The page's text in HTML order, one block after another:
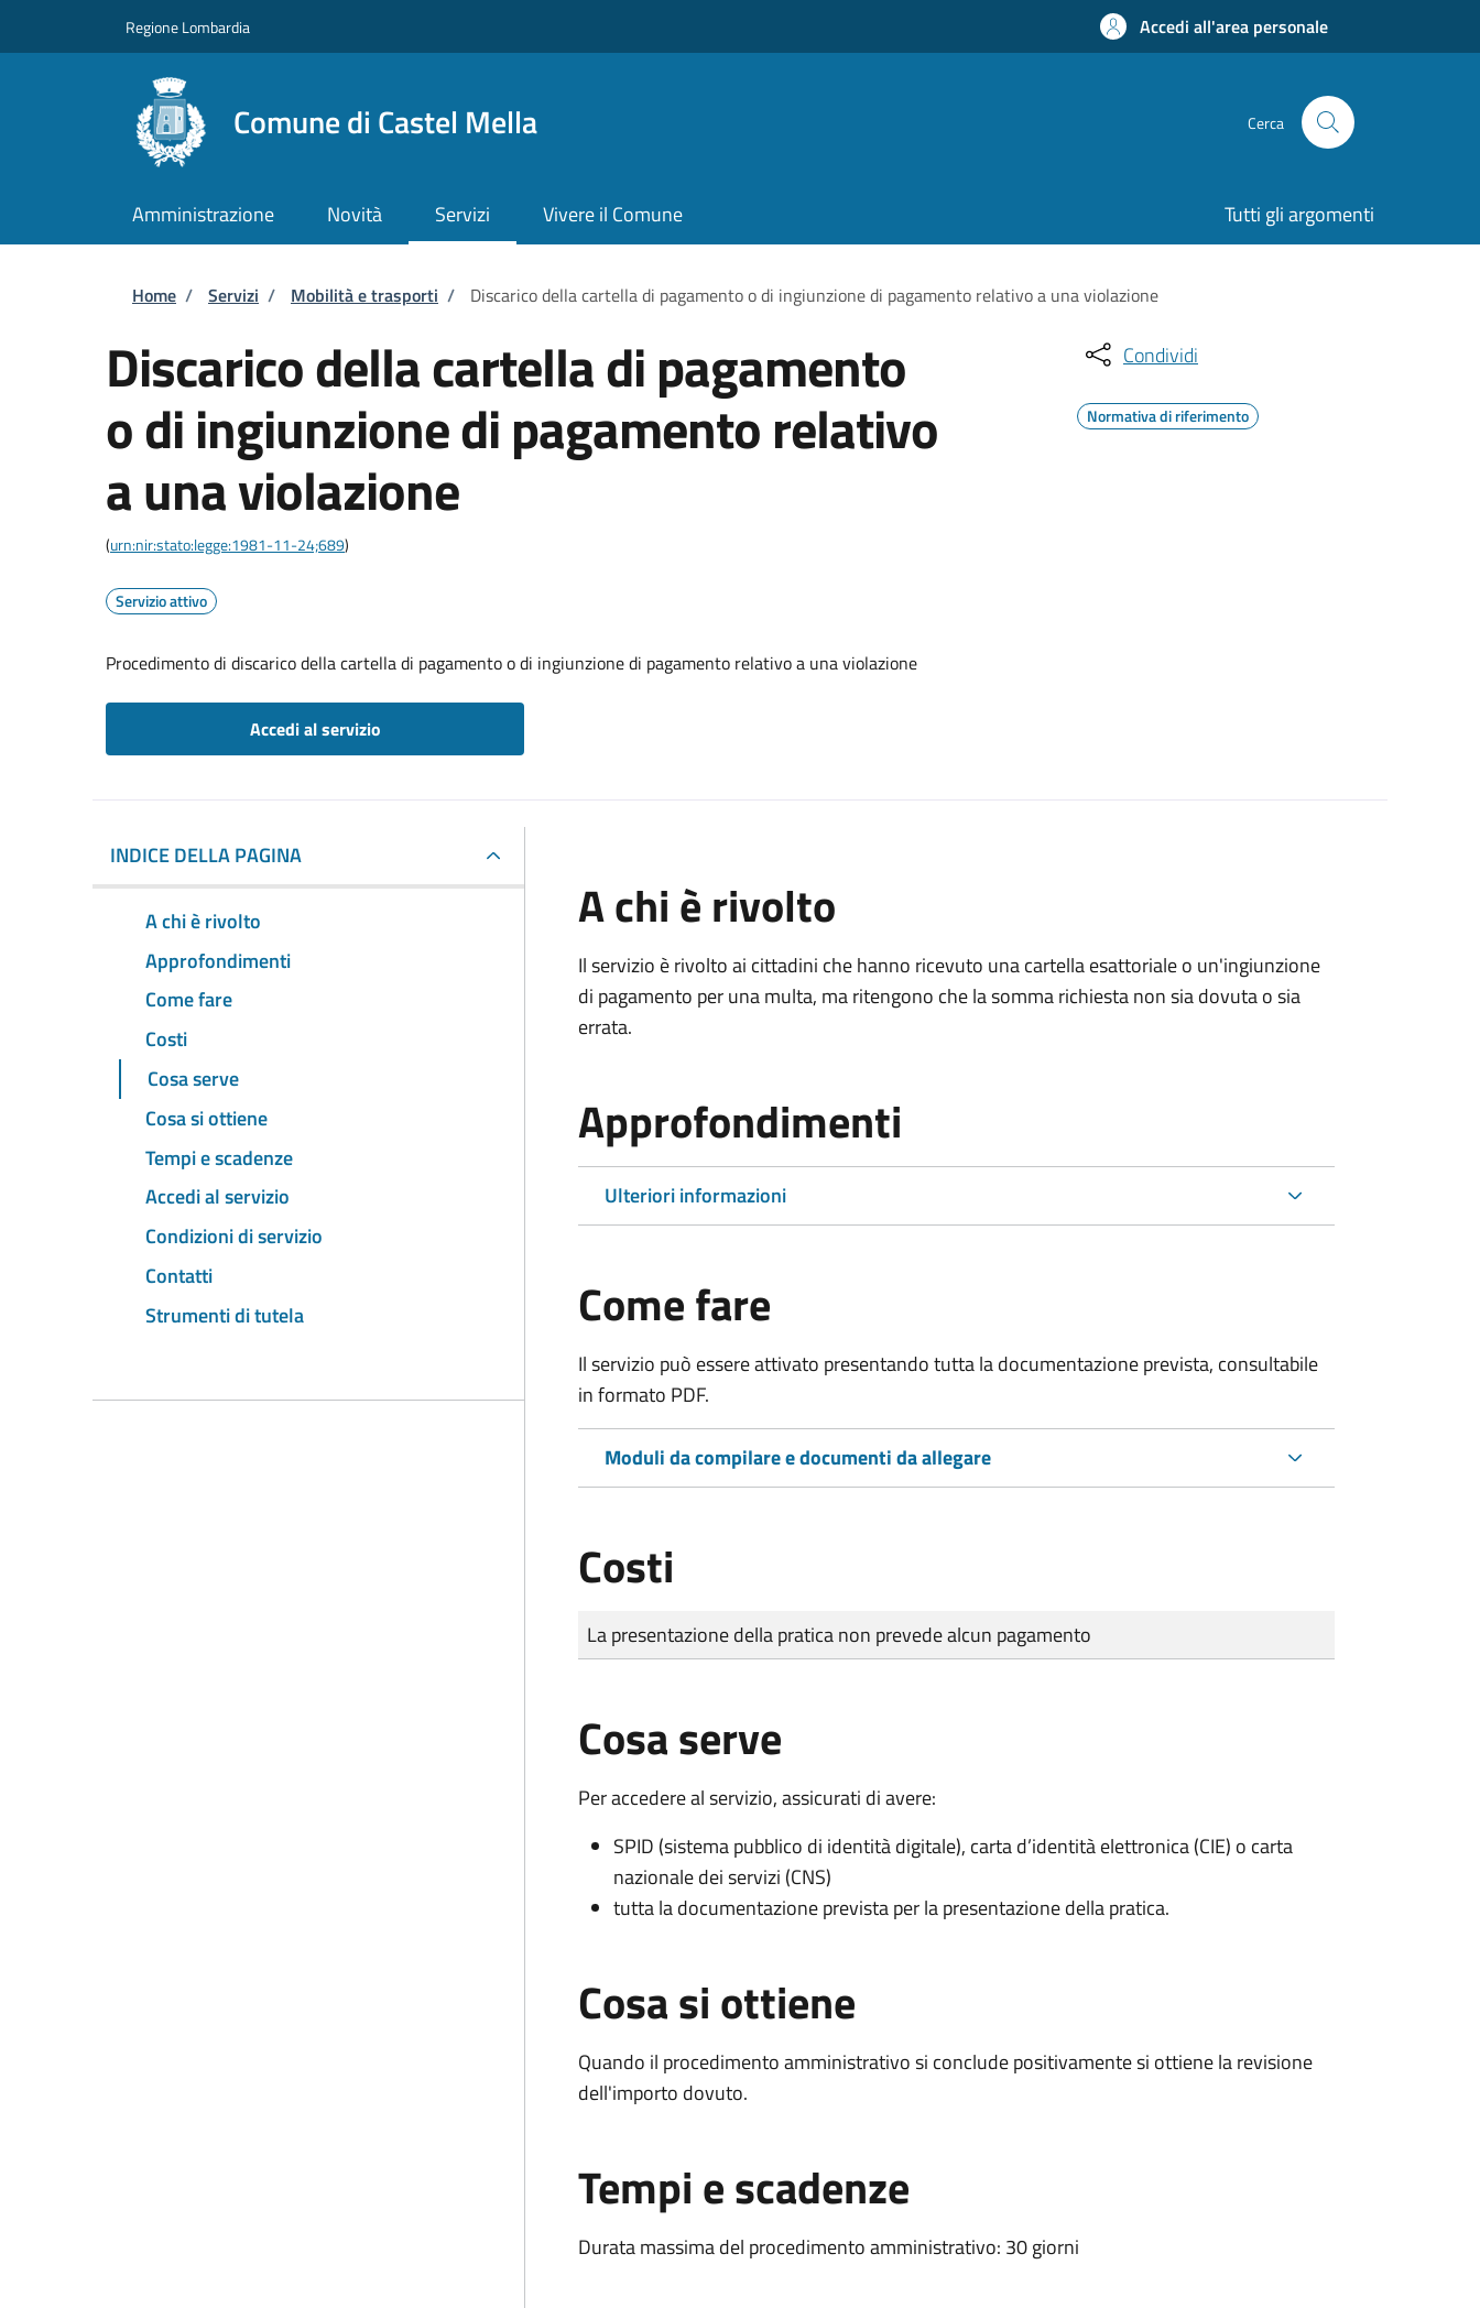
Regione Lombardia Accedi all'area personale
Comune di Castel Mella Cerca
Amministrazione Novità Servizi Vivere il Comune Tutti gli argomenti
Briciole di pane
Home / Servizi / Mobilità e trasporti / Discarico della cartella di pagamento o di ingiunzione di pagamento relativo a una violazione
Discarico della cartella di pagamento
o di ingiunzione di pagamento relativo
a una violazione
(urn:nir:stato:legge:1981-11-24;689)
Servizio attivo
Procedimento di discarico della cartella di pagamento o di ingiunzione di pagamento relativo a una violazione
Accedi al servizio
Condividi
Normativa di riferimento
INDICE DELLA PAGINA
A chi è rivolto
Approfondimenti
Come fare
Costi
Cosa serve
Cosa si ottiene
Tempi e scadenze
Accedi al servizio
Condizioni di servizio
Contatti
Strumenti di tutela
A chi è rivolto
Il servizio è rivolto ai cittadini che hanno ricevuto una cartella esattoriale o un'ingiunzione
di pagamento per una multa, ma ritengono che la somma richiesta non sia dovuta o sia
errata.
Approfondimenti
Ulteriori informazioni
Come fare
Il servizio può essere attivato presentando tutta la documentazione prevista, consultabile
in formato PDF.
Moduli da compilare e documenti da allegare
Costi
Tipo di pagamento
Importo
La presentazione della pratica non prevede alcun pagamento
Cosa serve
Per accedere al servizio, assicurati di avere:
SPID (sistema pubblico di identità digitale), carta d’identità elettronica (CIE) o carta
nazionale dei servizi (CNS)
tutta la documentazione prevista per la presentazione della pratica.
Cosa si ottiene
Quando il procedimento amministrativo si conclude positivamente si ottiene la revisione
dell'importo dovuto.
Tempi e scadenze
Durata massima del procedimento amministrativo: 30 giorni